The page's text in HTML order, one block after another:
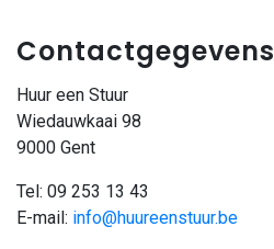
Contactgegevens
Huur een Stuur
Wiedauwkaai 98
9000 Gent
Tel: 09 253 13 43
E-mail: info@huureenstuur.be